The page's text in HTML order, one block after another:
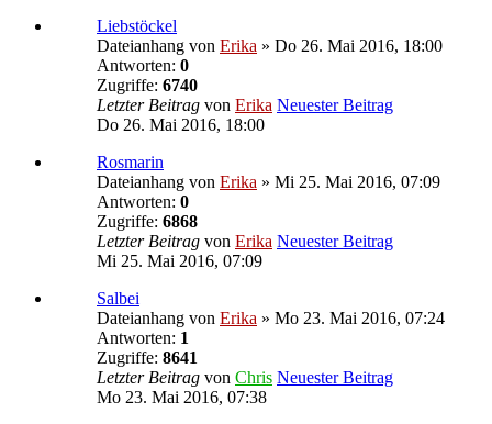
Liebstöckel
Dateianhang von Erika » Do 26. Mai 2016, 18:00
Antworten: 0
Zugriffe: 6740
Letzter Beitrag von Erika Neuester Beitrag
Do 26. Mai 2016, 18:00
Rosmarin
Dateianhang von Erika » Mi 25. Mai 2016, 07:09
Antworten: 0
Zugriffe: 6868
Letzter Beitrag von Erika Neuester Beitrag
Mi 25. Mai 2016, 07:09
Salbei
Dateianhang von Erika » Mo 23. Mai 2016, 07:24
Antworten: 1
Zugriffe: 8641
Letzter Beitrag von Chris Neuester Beitrag
Mo 23. Mai 2016, 07:38